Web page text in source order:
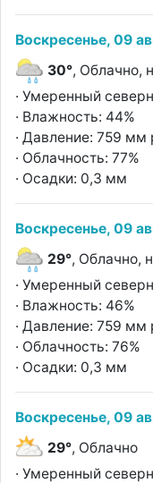
Воскресенье, 09
30°, Облачно,
· Умеренный
· Влажность: 44%
· Давление: 759 мм
· Облачность: 77%
· Осадки: 0,3 мм
Воскресенье, 09
29°, Облачно,
· Умеренный
· Влажность: 46%
· Давление: 759 мм
· Облачность: 76%
· Осадки: 0,3 мм
Воскресенье, 09
29°, Облачно
· Умеренный